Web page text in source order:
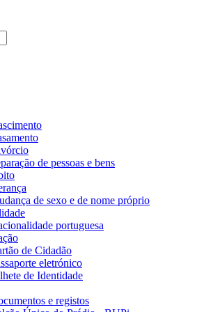
de pessoas e bens
de sexo e de nome próprio
portuguesa
de Cidadão
eletrónico
de Identidade
e registos